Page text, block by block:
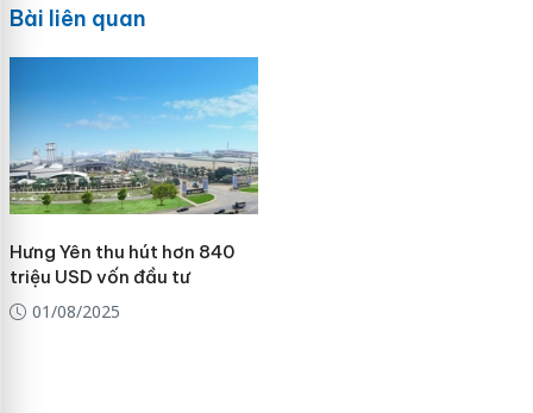
Bài liên quan
Hưng Yên thu hút hơn 840
triệu USD vốn đầu tư
01/08/2025